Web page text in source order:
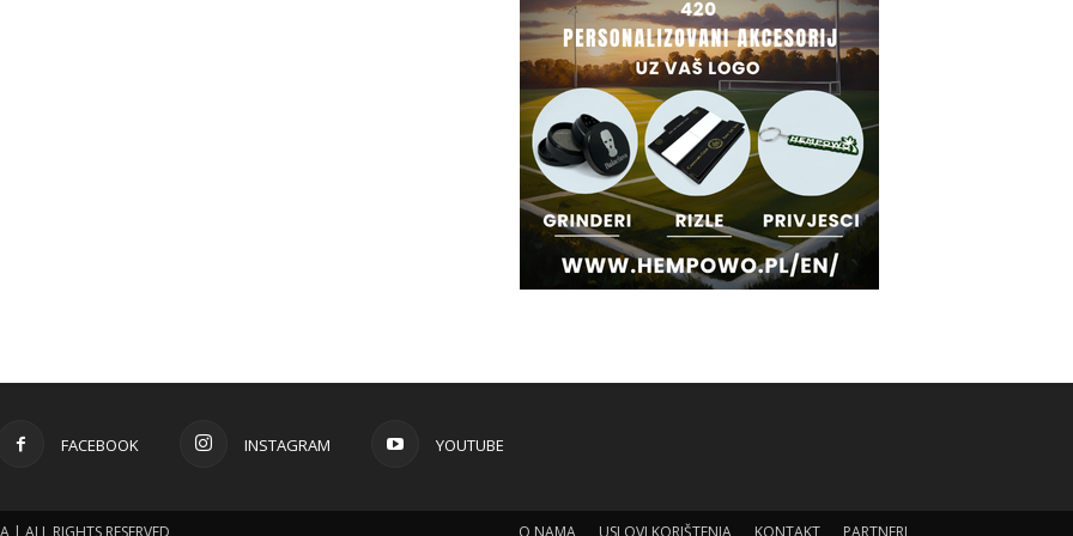
FACEBOOK INSTAGRAM YOUTUBE
O NAMA USLOVI KORIŠTENJA KONTAKT PARTNERI
ALL RIGHTS RESERVED